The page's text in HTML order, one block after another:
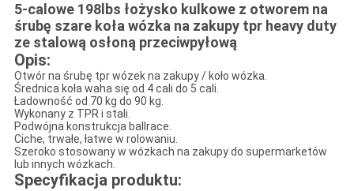
5-calowe 198lbs łożysko kulkowe z otworem na
śrubę szare koła wózka na zakupy tpr heavy duty
ze stalową osłoną przeciwpyłową
Opis:
Otwór na śrubę tpr wózek na zakupy / koło wózka.
Średnica koła waha się od 4 cali do 5 cali.
Ładowność od 70 kg do 90 kg.
Wykonany z TPR i stali.
Podwójna konstrukcja ballrace.
Ciche, trwałe, łatwe w rolowaniu.
Szeroko stosowany w wózkach na zakupy do supermarketów
lub innych wózkach.
Specyfikacja produktu: